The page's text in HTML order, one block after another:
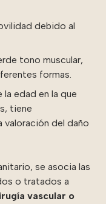
debido al
tono muscular,
formas.
la edad en la que
tiene
valoración del daño
se asocia las
o tratados a
vascular o